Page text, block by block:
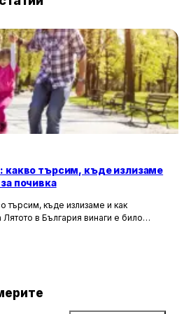
какво търсим, къде излизаме
почивка
търсим, къде излизаме и как